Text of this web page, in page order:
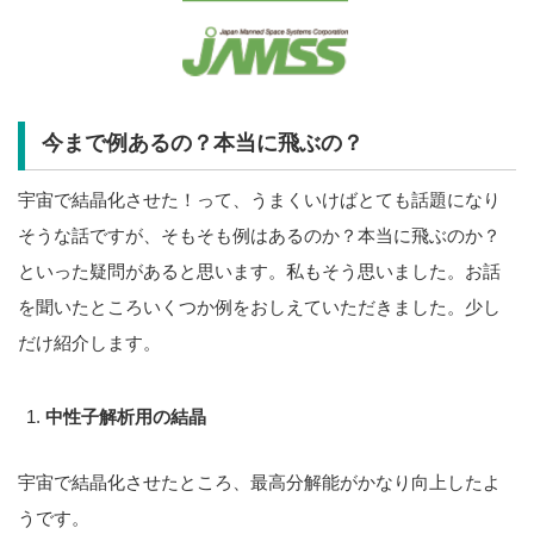
今まで例あるの？本当に飛ぶの？
宇宙で結晶化させた！って、うまくいけばとても話題になり
そうな話ですが、そもそも例はあるのか？本当に飛ぶのか？
といった疑問があると思います。私もそう思いました。お話
を聞いたところいくつか例をおしえていただきました。少し
だけ紹介します。
中性子解析用の結晶
宇宙で結晶化させたところ、最高分解能がかなり向上したよ
うです。